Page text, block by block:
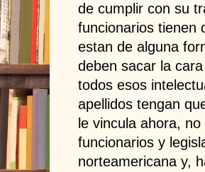
de cumplir con su
funcionarios tienen
estan de alguna
deben sacar la
todos esos
apellidos tengan
le vincula ahora,
funcionarios y
norteamericana y,